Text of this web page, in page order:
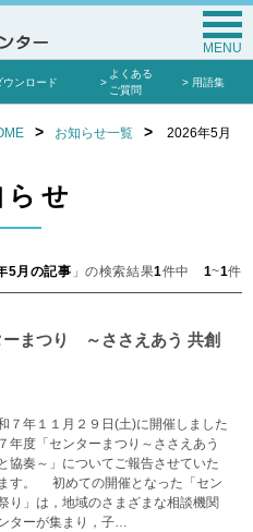
MENU
ウンロード
よくある
ご質問
用語集
お知らせ一覧 2026年5月
らせ
5月の記事 」の検索結果1件中 1~1件
ーまつり ～ささえあう 共創
７年１１月２９日(土)に開催しました
年度「センターまつり～ささえあう
協奏～」についてご報告させていた
す。 初めての開催となった「セン
り」は，地域のさまざまな相談機関
ターが集まり，子…